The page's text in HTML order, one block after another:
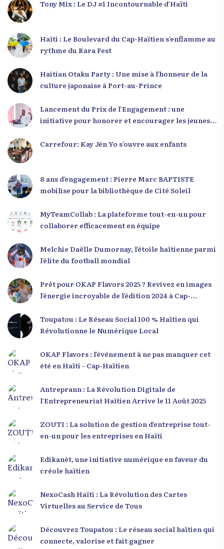
Tony Mix : Le DJ #1 Incontournable d’Haïti
Haïti : Le Boulevard du Cap-Haïtien s’enflamme au
rythme du Rara Fest
Haitian Otaku Party : Une mise à l’honneur de la
culture japonaise à Port-au-Prince
Lancement du Prix de l’Engagement : une
initiative pour honorer et encourager les jeunes
Carrefour: Kay Jèn Yo s’ouvre aux enfants
8 ans d’engagement : Pierre Marc BAPTISTE
mobilise pour la bibliothèque de Cité Soleil
MyTeamCollab : La plateforme tout-en-un pour
collaborer efficacement en équipe
Melchie Daëlle Dumornay, l’étoile haïtienne parmi
l’élite du football mondial
Prêt pour OKAP Flavors 2025 ? Revivez en images
l’énergie incroyable de l’édition 2024 à Cap-
Toupatou : Le Réseau Social 100 % Haïtien qui
Révolutionne le Numérique Local
OKAP Flavors : l’événement à ne pas manquer cet
été en Haïti - Cap-Haïtien
Antreprann : La Révolution Digitale de
l’Entrepreneuriat Haïtien Arrive le 11 Août 2025
ZOUTI : La solution de gestion d’entreprise tout-
en-un pour les entreprises en Haïti
Edikanèt, une initiative numérique en faveur du
créole haïtien
NexoCash Haïti : La Révolution des Cartes
Virtuelles au Service de Tous
Découvrez Toupatou : Le réseau social haïtien qui
connecte, valorise et fait gagner